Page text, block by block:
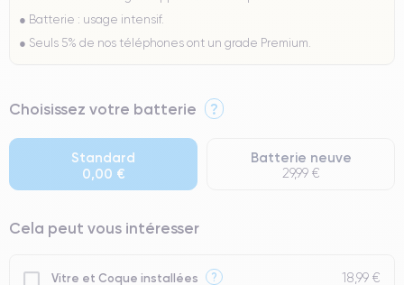
● Batterie : usage intensif.
● Seuls 5% de nos téléphones ont un grade Premium.
Choisissez votre batterie ?
Standard
0,00 €
Batterie neuve
29,99 €
Cela peut vous intéresser
Vitre et Coque installées ? 18,99 €